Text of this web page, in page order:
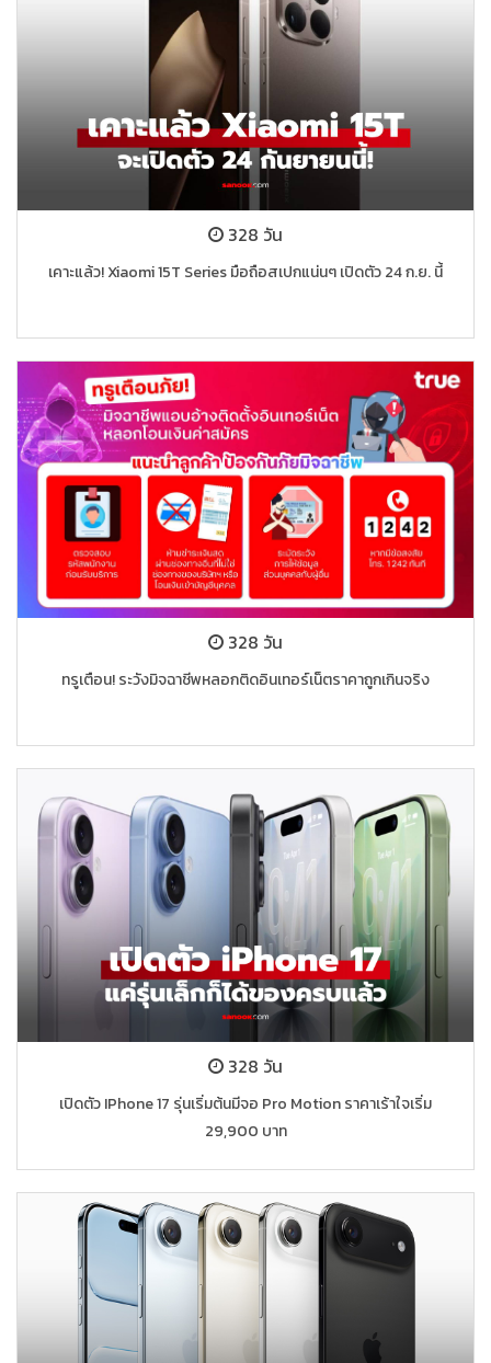
328 วัน
เคาะแล้ว! Xiaomi 15T Series มือถือสเปกแน่นๆ เปิดตัว 24 ก.ย. นี้
328 วัน
ทรูเตือน! ระวังมิจฉาชีพหลอกติดอินเทอร์เน็ตราคาถูกเกินจริง
328 วัน
เปิดตัว IPhone 17 รุ่นเริ่มต้นมีจอ Pro Motion ราคาเร้าใจเริ่ม
29,900 บาท